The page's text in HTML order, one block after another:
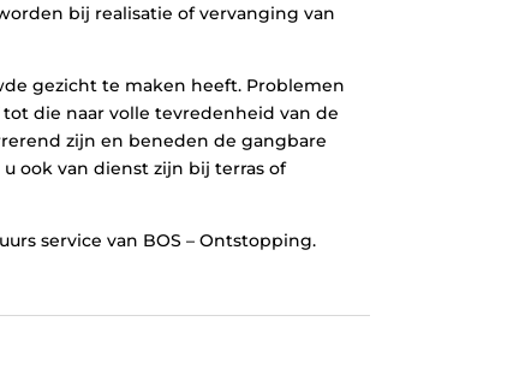
bij realisatie of vervanging van
gezicht te maken heeft. Problemen
die naar volle tevredenheid van de
zijn en beneden de gangbare
ook van dienst zijn bij terras of
service van BOS – Ontstopping.